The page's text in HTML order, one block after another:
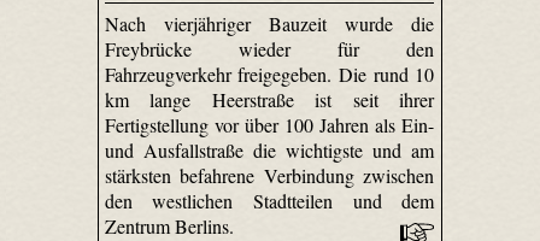
Nach vierjähriger Bauzeit wurde die
Freybrücke wieder für den
Fahrzeugverkehr freigegeben. Die rund 10
km lange Heerstraße ist seit ihrer
Fertigstellung vor über 100 Jahren als Ein-
und Ausfallstraße die wichtigste und am
stärksten befahrene Verbindung zwischen
den westlichen Stadtteilen und dem
Zentrum Berlins.